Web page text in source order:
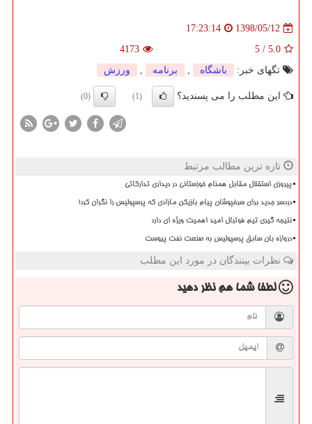
1398/05/12
17:23:14
5.0
/
5
4173
تگهای خبر:
باشگاه , برنامه , ورزش
این مطلب را می پسندید؟ (1)
(0)
تازه ترین مطالب مرتبط
پیروزی استقلال مقابل همنام خوزستانی در دیداری تدارکاتی
دردسر جدید برای سرخپوشان پیام بازیکن مازادی که پرسپولیس را نگران کرد!
نتیجه گیری تیم فوتبال امید اهمیت ویژه ای دارد
دروازه بان سابق پرسپولیس به صنعت نفت پیوست
نظرات بینندگان در مورد این مطلب
لطفا شما همنظر دهید